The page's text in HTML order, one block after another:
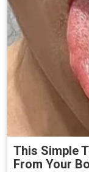
This Simple
From Your